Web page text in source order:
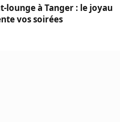
à Tanger : le joyau
vos soirées